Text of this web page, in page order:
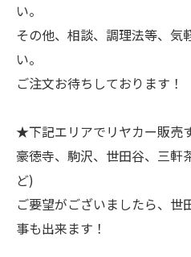
い。
その他、相談、調理法等、気
い。
ご注文お待ちしております！
★下記エリアでリヤカー販売
豪徳寺、駒沢、世田谷、三軒
ど)
ご要望がございましたら、世
事も出来ます！